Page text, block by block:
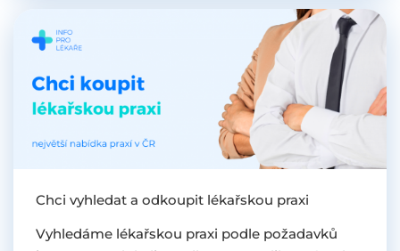
Chci vyhledat a odkoupit lékařskou praxi
Vyhledáme lékařskou praxi podle požadavků